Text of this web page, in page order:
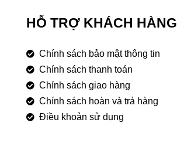
HỖ TRỢ KHÁCH HÀNG
Chính sách bảo mật thông tin
Chính sách thanh toán
Chính sách giao hàng
Chính sách hoàn và trả hàng
Điều khoản sử dụng